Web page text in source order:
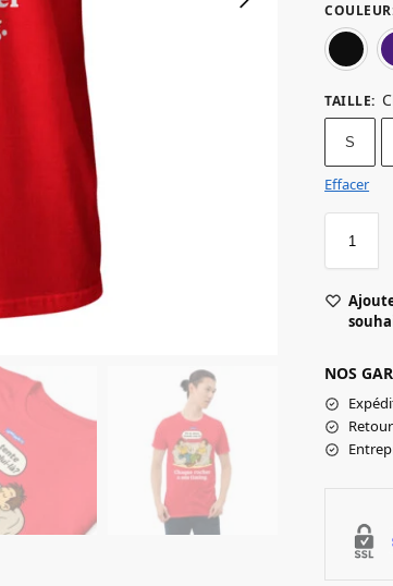
COULEUR
TAILLE:
S
Effacer
NOS